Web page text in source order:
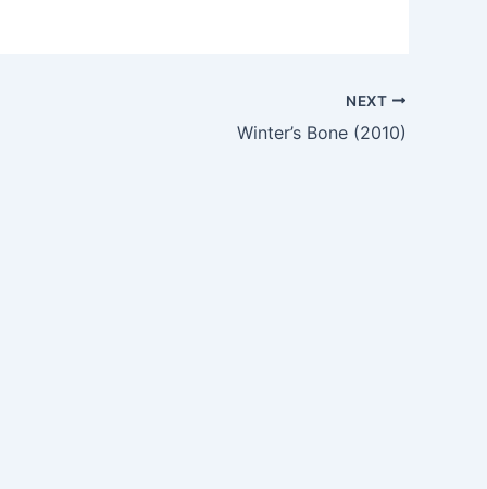
NEXT
Winter’s Bone (2010)